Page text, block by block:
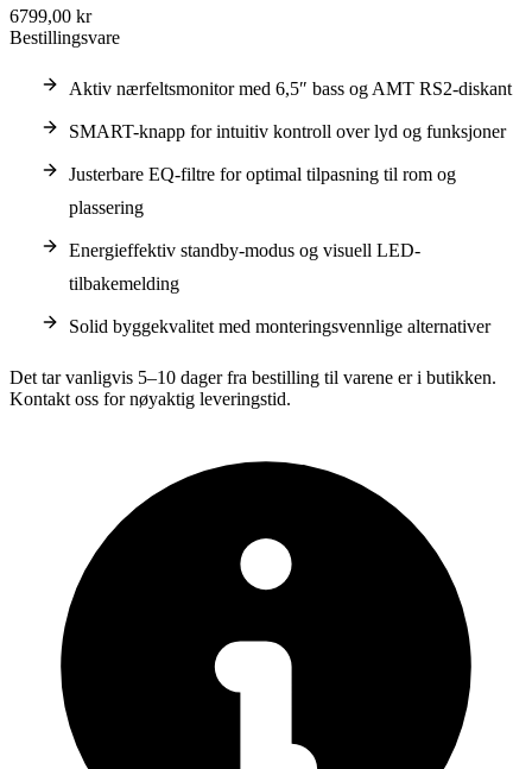
6799,00 kr
Bestillingsvare
Aktiv nærfeltsmonitor med 6,5″ bass og AMT RS2-diskant
SMART-knapp for intuitiv kontroll over lyd og funksjoner
Justerbare EQ-filtre for optimal tilpasning til rom og
plassering
Energieffektiv standby-modus og visuell LED-
tilbakemelding
Solid byggekvalitet med monteringsvennlige alternativer
Det tar vanligvis 5–10 dager fra bestilling til varene er i butikken.
Kontakt oss for nøyaktig leveringstid.